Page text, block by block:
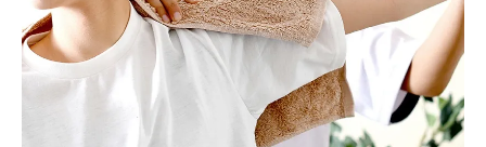
マッサージと整体の施術内容の違い
リラクゼーションと治療の違い
マッサージがもたらす癒しの効果
整体が身体に与える影響とは